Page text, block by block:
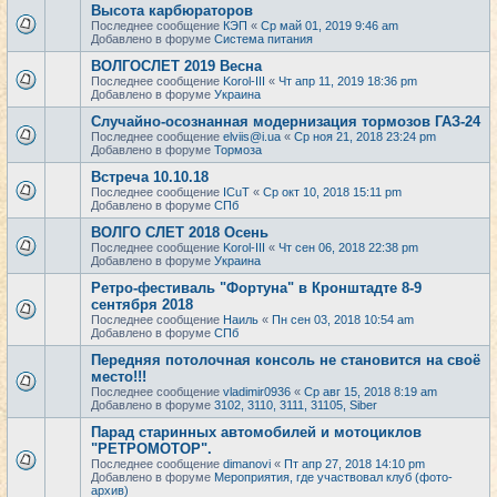
Высота карбюраторов
Последнее сообщение КЭП « Ср май 01, 2019 9:46 am
Добавлено в форуме Система питания
ВОЛГОСЛЕТ 2019 Весна
Последнее сообщение Korol-III « Чт апр 11, 2019 18:36 pm
Добавлено в форуме Украина
Случайно-осознанная модернизация тормозов ГАЗ-24
Последнее сообщение elviis@i.ua « Ср ноя 21, 2018 23:24 pm
Добавлено в форуме Тормоза
Встреча 10.10.18
Последнее сообщение ICuT « Ср окт 10, 2018 15:11 pm
Добавлено в форуме СПб
ВОЛГО СЛЕТ 2018 Осень
Последнее сообщение Korol-III « Чт сен 06, 2018 22:38 pm
Добавлено в форуме Украина
Ретро-фестиваль "Фортуна" в Кронштадте 8-9
сентября 2018
Последнее сообщение Наиль « Пн сен 03, 2018 10:54 am
Добавлено в форуме СПб
Передняя потолочная консоль не становится на своё
место!!!
Последнее сообщение vladimir0936 « Ср авг 15, 2018 8:19 am
Добавлено в форуме 3102, 3110, 3111, 31105, Siber
Парад старинных автомобилей и мотоциклов
"РЕТРОМОТОР".
Последнее сообщение dimanovi « Пт апр 27, 2018 14:10 pm
Добавлено в форуме Мероприятия, где участвовал клуб (фото-
архив)